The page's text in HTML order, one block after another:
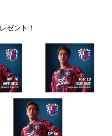
ゼント！